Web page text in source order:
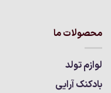
محصولات ما
لوازم تولد
بادکنک آرایی